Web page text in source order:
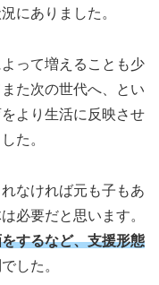
にありました。
って増えることも少
た次の世代へ、とい
より生活に反映させ
た。
なければ元も子もあ
必要だと思います。
するなど、支援形態
した。